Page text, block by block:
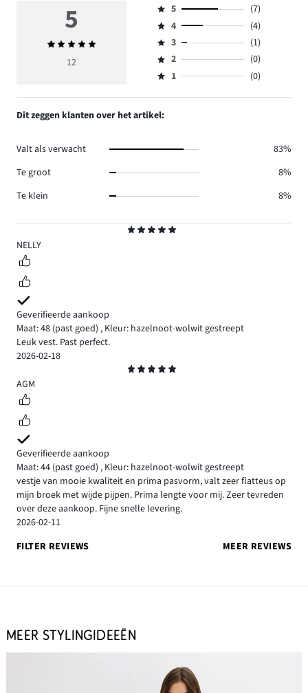
5
NELLY
Geverifieerde aankoop
Maat: 48 (past goed) , Kleur: hazelnoot-wolwit gestreept
Leuk vest. Past perfect.
2026-02-18
5
AGM
Geverifieerde aankoop
Maat: 44 (past goed) , Kleur: hazelnoot-wolwit gestreept
vestje van mooie kwaliteit en prima pasvorm, valt zeer flatteus op
mijn broek met wijde pijpen. Prima lengte voor mij. Zeer tevreden
over deze aankoop. Fijne snelle levering.
2026-02-11
FILTER REVIEWS
MEER REVIEWS
5
Gemiddelde
beoordeling
12
Beoordeling
5,
aantal
reviews
7.
5
(7)
Beoordeling
4,
aantal
reviews
4
(4)
Beoordeling
3,
aantal
3
(1)
Beoordeling
2,
0.
2
(0)
Beoordeling
1,
aantal
reviews
1 (0)
Dit zeggen klanten over het artikel:
Valt als verwacht
83%
Te groot
8%
Te klein
8%
MEER STYLINGIDEEËN